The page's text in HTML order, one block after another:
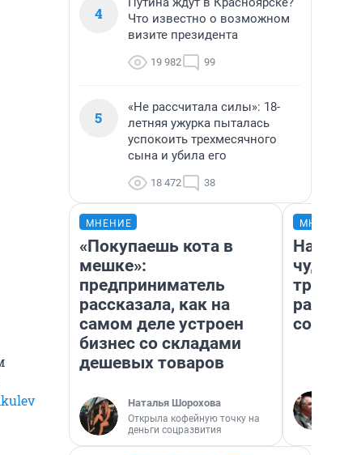
4
Что известно о возможном
визите президента
19 982 99
5
«Не рассчитала силы»: 18-
летняя ужурка пыталась
успокоить трехмесячного
сына и убила его
18 472 38
МНЕНИЕ
«Покупаешь кота в
мешке»:
предприниматель
рассказала, как на
самом деле устроен
бизнес со складами
дешевых товаров
Наталья Шорохова
Открыла кофейную точку на
деньги соцразвития